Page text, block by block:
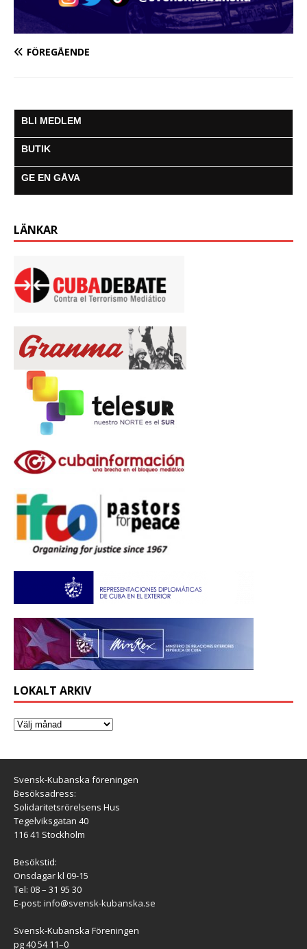
FÖREGÅENDE
BLI MEDLEM
BUTIK
GE EN GÅVA
LÄNKAR
LOKALT ARKIV
Svensk-Kubanska föreningen
Besöksadress:
Solidaritetsrörelsens Hus
Tegelviksgatan 40
116 41 Stockholm
Besökstid:
Onsdagar kl 09-15
Tel: 08 – 31 95 30
E-post: info@svensk-kubanska.se
Svensk-Kubanska Föreningen
pg 40 54 11–0